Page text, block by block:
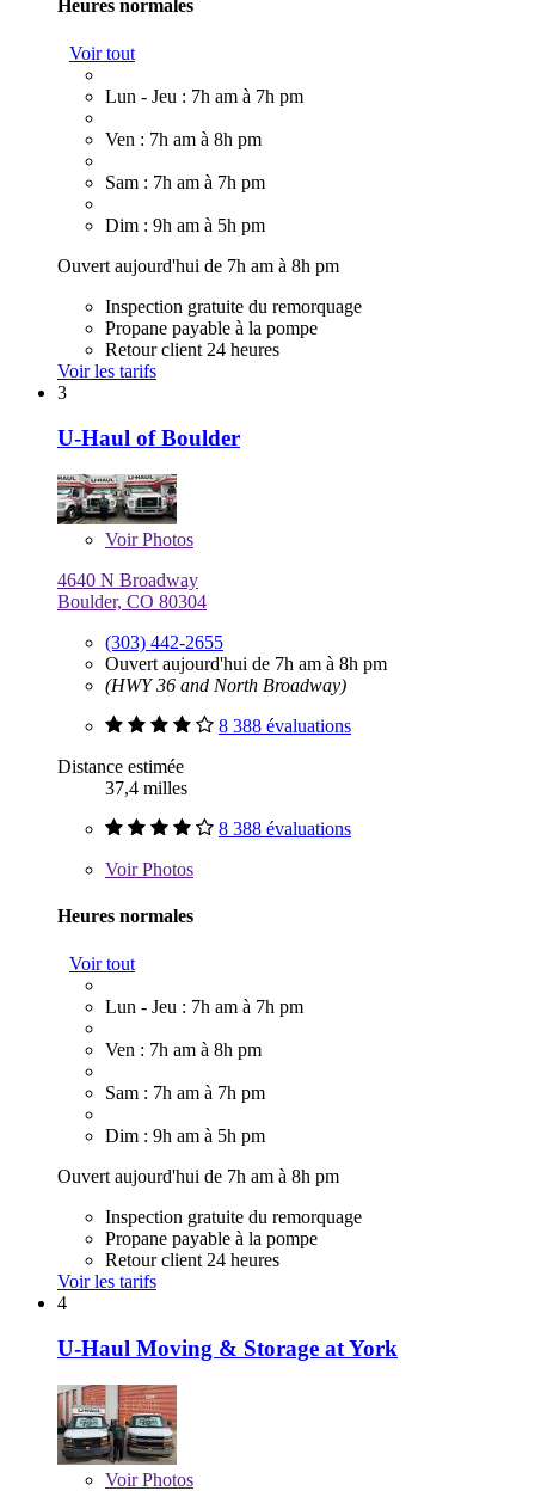
Heures normales
Voir tout
Lun - Jeu : 7h am à 7h pm
Ven : 7h am à 8h pm
Sam : 7h am à 7h pm
Dim : 9h am à 5h pm
Ouvert aujourd'hui de 7h am à 8h pm
Inspection gratuite du remorquage
Propane payable à la pompe
Retour client 24 heures
Voir les tarifs
3
U-Haul of Boulder
VoirPhotos
4640 N Broadway
Boulder, CO 80304
(303) 442-2655
Ouvert aujourd'hui de 7h am à 8h pm
(HWY 36 and North Broadway)
8 388 évaluations
Distance estimée
37,4 milles
8 388 évaluations
VoirPhotos
Heures normales
Voir tout
Lun - Jeu : 7h am à 7h pm
Ven : 7h am à 8h pm
Sam : 7h am à 7h pm
Dim : 9h am à 5h pm
Ouvert aujourd'hui de 7h am à 8h pm
Inspection gratuite du remorquage
Propane payable à la pompe
Retour client 24 heures
Voir les tarifs
4
U-Haul Moving & Storage at York
VoirPhotos